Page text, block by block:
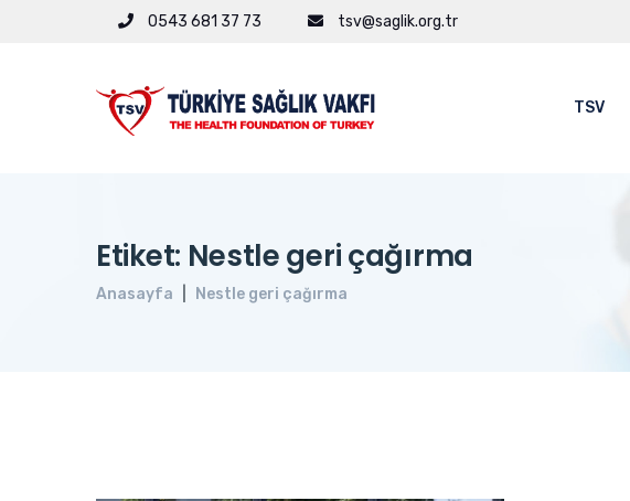
0543 681 37 73 tsv@saglik.org.tr
TSV
Etiket: Nestle geri çağırma
Anasayfa Nestle geri çağırma